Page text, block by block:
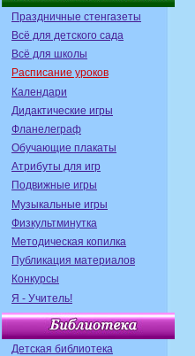
Праздничные стенгазеты
Всё для детского сада
Всё для школы
Расписание уроков
Календари
Дидактические игры
Фланелеграф
Обучающие плакаты
Атрибуты для игр
Подвижные игры
Музыкальные игры
Физкультминутка
Методическая копилка
Публикация материалов
Конкурсы
Я - Учитель!
Детская библиотека